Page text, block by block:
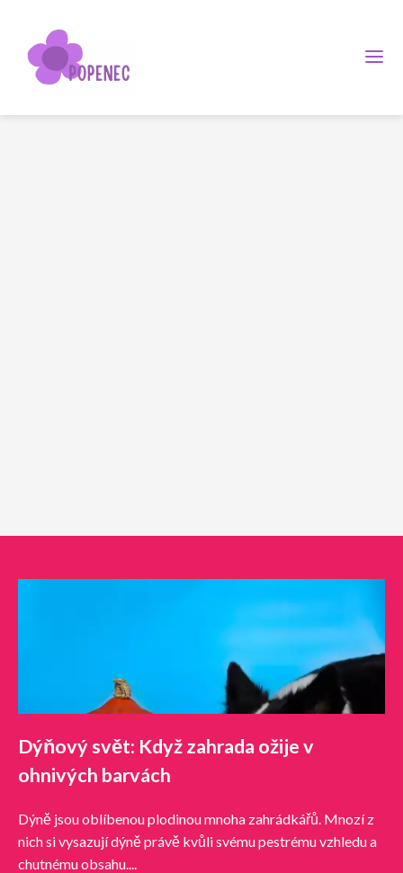
Dýňový svět: Když zahrada ožije v
ohnivých barvách
Dýně jsou oblíbenou plodinou mnoha zahrádkářů. Mnozí z
nich si vysazují dýně právě kvůli svému pestrému vzhledu a
chutnému obsahu....